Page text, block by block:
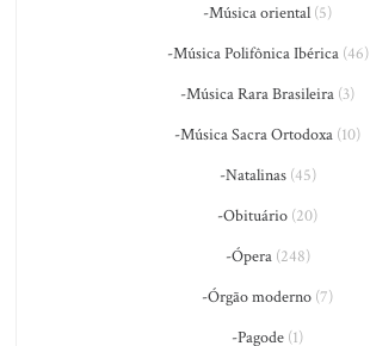
-Música oriental (5)
-Música Polifônica Ibérica(46)
-Música Rara Brasileira (3)
-Música Sacra Ortodoxa (10)
-Natalinas(45)
-Obituário (20)
-Ópera(248)
-Órgão moderno (7)
-Pagode (1)